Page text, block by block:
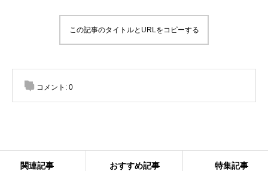
この記事のタイトルとURLをコピーする
コメント: 0
関連記事 おすすめ記事 特集記事